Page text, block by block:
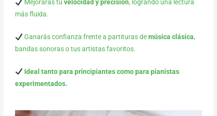
Mejorarás tu velocidad y precisión, logrando una lectura
más fluida.
Ganarás confianza frente a partituras demúsica clásica,
bandas sonoras o tus artistas favoritos.
Ideal tanto para principiantes como para pianistas
experimentados.